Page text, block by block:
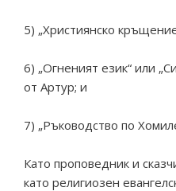
5) „Християнско
6) „Огненият език“ или
от Артур; и
7) „Ръководство по
Като проповедник и
като религиозен